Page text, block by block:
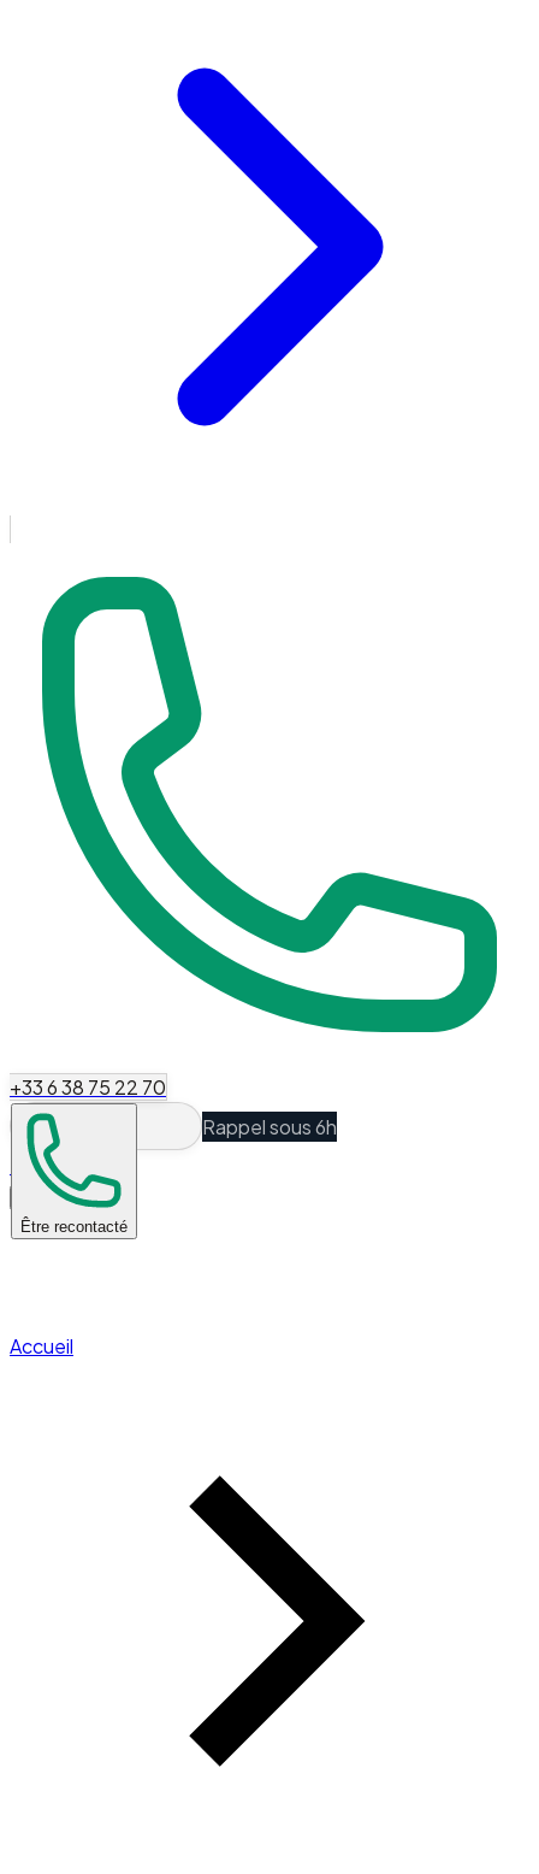
+33 6 38 75 22 70
Être recontacté
Rappel sous 6h
Espace Client
Accueil